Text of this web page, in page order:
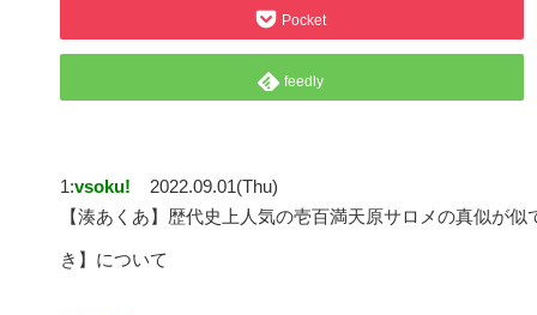
Pocket
feedly
1:vsoku!
2022.09.01(Thu)
【湊あくあ】歴代史上人気の壱百満天原サロメの真似が
き】について